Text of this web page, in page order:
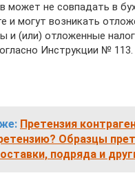
может не совпадать в
и могут возникать
и (или) отложенные
Инструкции № 113.
Претензия
Образцы
подряда и